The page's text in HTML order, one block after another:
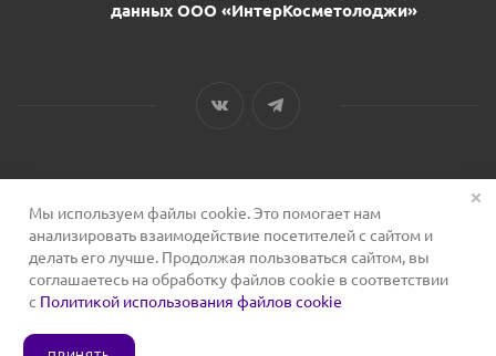
данных ООО «ИнтерКосметолоджи»
2026 © Сервис для косметологов
Мы используем файлы cookie. Это помогает нам
анализировать взаимодействие посетителей с сайтом и
делать его лучше. Продолжая пользоваться сайтом, вы
соглашаетесь на обработку файлов cookie в соответствии
с Политикой использования файлов cookie